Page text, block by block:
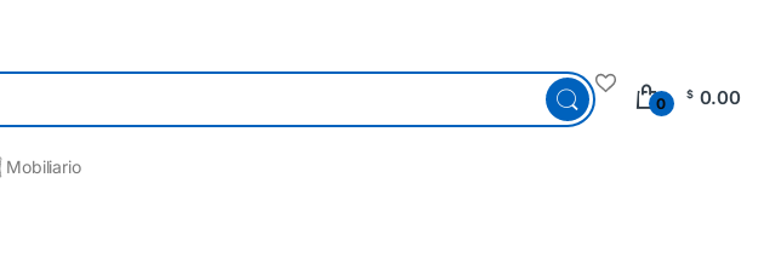
0
$ 0.00
Mobiliario